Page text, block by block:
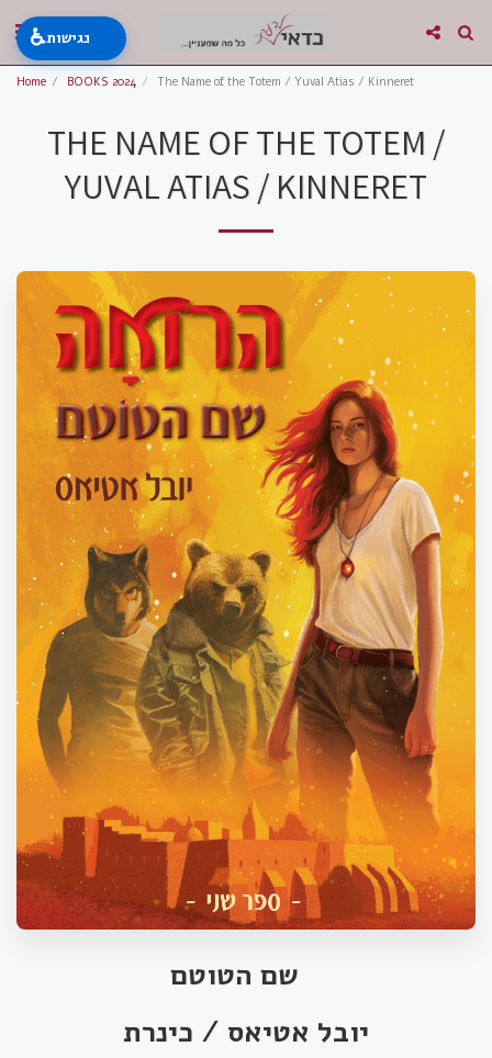
Home BOOKS 2024 The Name of the Totem / Yuval Atias / Kinneret
THE NAME OF THE TOTEM /
YUVAL ATIAS / KINNERET
יובל אטיאס / כינרת
♿נגישות